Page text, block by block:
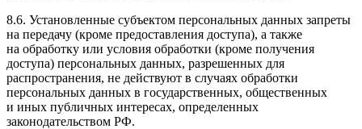
8.6. Установленные субъектом персональных данных запреты
на передачу (кроме предоставления доступа), а также
на обработку или условия обработки (кроме получения
доступа) персональных данных, разрешенных для
распространения, не действуют в случаях обработки
персональных данных в государственных, общественных
и иных публичных интересах, определенных
законодательством РФ.